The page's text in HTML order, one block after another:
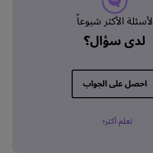
لأسئلة الأكثر شيوعاً
لدي سؤال؟
احصل على الجواب
تعلم أكثر